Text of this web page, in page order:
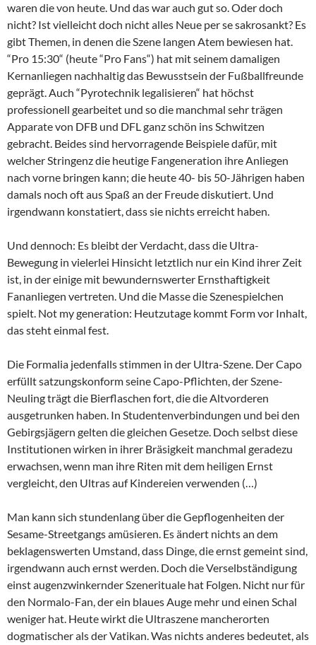
waren die von heute. Und das war auch gut so. Oder doch
nicht? Ist vielleicht doch nicht alles Neue per se sakrosankt? Es
gibt Themen, in denen die Szene langen Atem bewiesen hat.
“Pro 15:30“ (heute “Pro Fans“) hat mit seinem damaligen
Kernanliegen nachhaltig das Bewusstsein der Fußballfreunde
geprägt. Auch “Pyrotechnik legalisieren“ hat höchst
professionell gearbeitet und so die manchmal sehr trägen
Apparate von DFB und DFL ganz schön ins Schwitzen
gebracht. Beides sind hervorragende Beispiele dafür, mit
welcher Stringenz die heutige Fangeneration ihre Anliegen
nach vorne bringen kann; die heute 40- bis 50-Jährigen haben
damals noch oft aus Spaß an der Freude diskutiert. Und
irgendwann konstatiert, dass sie nichts erreicht haben.
Und dennoch: Es bleibt der Verdacht, dass die Ultra-
Bewegung in vielerlei Hinsicht letztlich nur ein Kind ihrer Zeit
ist, in der einige mit bewundernswerter Ernsthaftigkeit
Fananliegen vertreten. Und die Masse die Szenespielchen
spielt. Not my generation: Heutzutage kommt Form vor Inhalt,
das steht einmal fest.
Die Formalia jedenfalls stimmen in der Ultra-Szene. Der Capo
erfüllt satzungskonform seine Capo-Pflichten, der Szene-
Neuling trägt die Bierflaschen fort, die die Altvorderen
ausgetrunken haben. In Studentenverbindungen und bei den
Gebirgsjägern gelten die gleichen Gesetze. Doch selbst diese
Institutionen wirken in ihrer Bräsigkeit manchmal geradezu
erwachsen, wenn man ihre Riten mit dem heiligen Ernst
vergleicht, den Ultras auf Kindereien verwenden (…)
Man kann sich stundenlang über die Gepflogenheiten der
Sesame-Streetgangs amüsieren. Es ändert nichts an dem
beklagenswerten Umstand, dass Dinge, die ernst gemeint sind,
irgendwann auch ernst werden. Doch die Verselbständigung
einst augenzwinkernder Szenerituale hat Folgen. Nicht nur für
den Normalo-Fan, der ein blaues Auge mehr und einen Schal
weniger hat. Heute wirkt die Ultraszene mancherorten
dogmatischer als der Vatikan. Was nichts anderes bedeutet, als